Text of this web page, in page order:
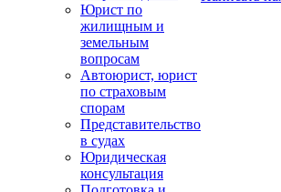
Юрист по
жилищным и
земельным
вопросам
Автоюрист, юрист
по страховым
спорам
Представительство
в судах
Юридическая
консультация